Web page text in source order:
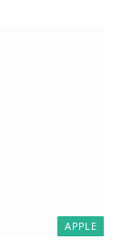
APPLE